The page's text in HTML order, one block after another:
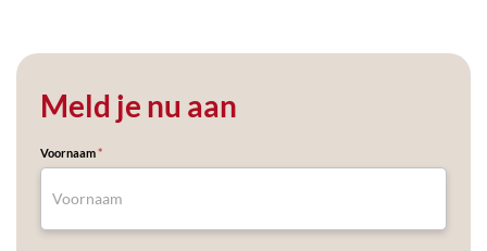
Meld je nu aan
Events
Form
Voornaam*